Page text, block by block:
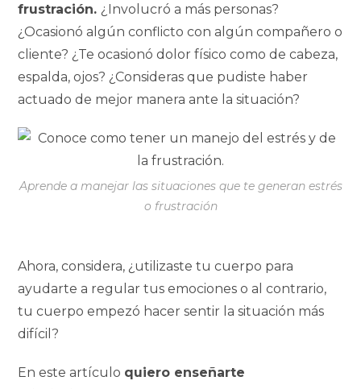
frustración. ¿Involucró a más personas?
¿Ocasionó algún conflicto con algún compañero o
cliente? ¿Te ocasionó dolor físico como de cabeza,
espalda, ojos? ¿Consideras que pudiste haber
actuado de mejor manera ante la situación?
Aprende a manejar las situaciones que te generan estrés
o frustración
Ahora, considera, ¿utilizaste tu cuerpo para
ayudarte a regular tus emociones o al contrario,
tu cuerpo empezó hacer sentir la situación más
difícil?
En este artículo quiero enseñarte